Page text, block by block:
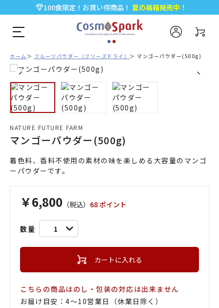
100食限定！お買い得商品！ 夏の福箱発売中！
5,000円以上のお買い物で全国一律送料無料♪
新規会員登録で今すぐ使える500ポイント プレゼント！
ホーム フルーツパウダー（フリーズドライ） マンゴーパウダー(500g)
NATURE FUTURE FARM
マンゴーパウダー(500g)
着色料、香料不使用の素材の味を楽しめる大容量のマンゴ
ーパウダーです。
￥6,800 （税込） 68 ポイント
数量 1
カートに入れる
こちらの商品はのし・包装の対応は出来ません
お届け目安：4〜10営業日（休業日除く）